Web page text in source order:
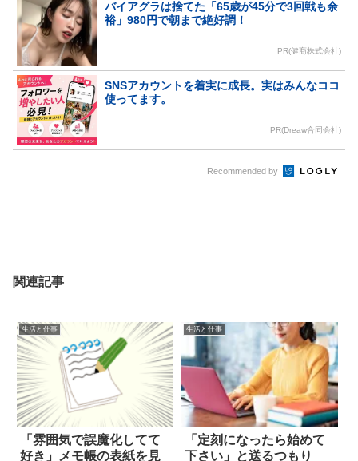
バイアグラは捨てた「65歳が45分で3回戦も余
裕」980円で朝まで絶好調！
PR(健商株式会社)
SNSアカウントを着実に成長。実はみんなココ
使ってます。
PR(Dreaw合同会社)
Recommended by
関連記事
生活と仕事
「雰囲気で誤魔化してて
好き」メモ帳の表紙を見
生活と仕事
「定刻になったら始めて
下さい」と送るつもり